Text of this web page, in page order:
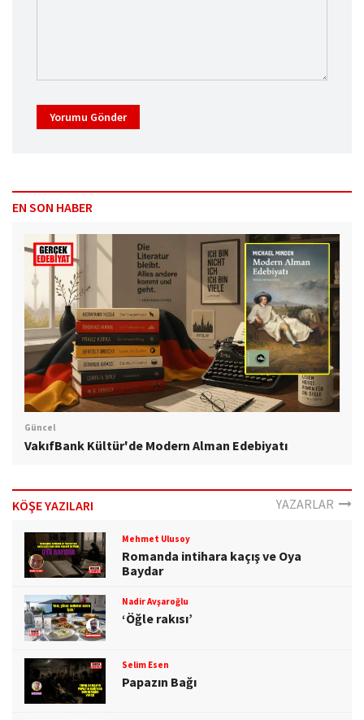
Yorumu Gönder
EN SON HABER
Güncel
VakıfBank Kültür'de Modern Alman Edebiyatı
KÖŞE YAZILARI YAZARLAR
Mehmet Ulusoy
Romanda intihara kaçış ve Oya
Baydar
Nadir Avşaroğlu
‘Öğle rakısı’
Selim Esen
Papazın Bağı